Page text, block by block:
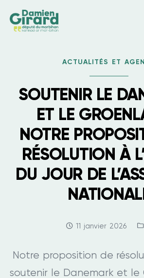
ACTUALITÉS ET
SOUTENIR LE
ET LE
NOTRE
RÉSOLUTION À
DU JOUR DE
Date:
11 janvier 2026
Notre proposition de
soutenir le Danemark et le